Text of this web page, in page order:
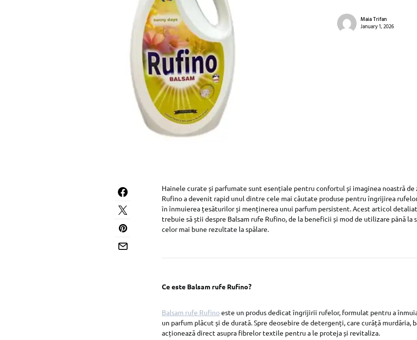
Maia Trifan
January 1, 2026
Hainele curate și parfumate sunt esențiale pentru confortul și imaginea noastră de
Rufino a devenit rapid unul dintre cele mai căutate produse pentru îngrijirea
în înmuierea țesăturilor și menținerea unui parfum persistent. Acest articol
trebuie să știi despre Balsam rufe Rufino, de la beneficii și mod de utilizare până
celor mai bune rezultate la spălare.
Ce este Balsam rufe Rufino?
Balsam rufe Rufinoeste un produs dedicat îngrijirii rufelor, formulat pentru a
un parfum plăcut și de durată. Spre deosebire de detergenți, care curăță murdăria,
acționează direct asupra fibrelor textile pentru a le proteja și revitaliza.